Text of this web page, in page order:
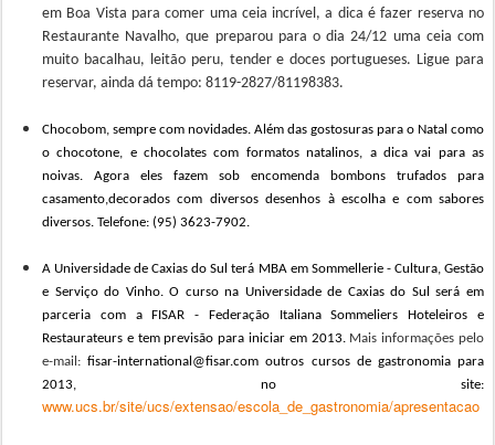
em Boa Vista para comer uma ceia incrível, a dica é fazer reserva no
Restaurante Navalho, que preparou para o dia 24/12 uma ceia com
muito bacalhau, leitão peru, tender e doces portugueses. Ligue para
reservar, ainda dá tempo: 8119-2827/81198383.
Chocobom, sempre com novidades. Além das gostosuras para o Natal como
o chocotone, e chocolates com formatos natalinos, a dica vai para as
noivas. Agora eles fazem sob encomenda
bombons trufados para
casamento,decorados com diversos desenhos à escolha e com sabores
diversos. Telefone: (95) 3623-7902.
A Universidade de Caxias do Sul terá MBA em Sommellerie - Cultura, Gestão
e Serviço do Vinho. O curso na Universidade de Caxias do Sul será em
parceria com a FISAR - Federação Italiana Sommeliers Hoteleiros e
Restaurateurs e tem previsão para iniciar em 2013.Mais informações pelo
e-mail:fisar-international@fisar.com outros cursos de gastronomia para
2013, no site:
www.ucs.br/site/ucs/extensao/escola_de_gastronomia/apresentacao